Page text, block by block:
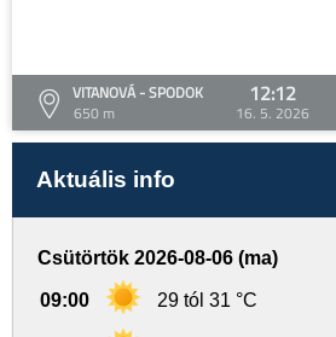
VITANOVÁ - SPODOK
650 m
12:12
16. 5. 2026
Aktuális info
Csütörtök 2026-08-06 (ma)
09:00 29 tól 31 °C